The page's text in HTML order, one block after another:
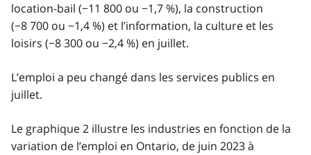
location-bail (−11 800 ou −1,7 %), la construction
(−8 700 ou −1,4 %) et l’information, la culture et les
loisirs (−8 300 ou −2,4 %) en juillet.
L’emploi a peu changé dans les services publics en
juillet.
Le graphique 2 illustre les industries en fonction de la
variation de l’emploi en Ontario, de juin 2023 à